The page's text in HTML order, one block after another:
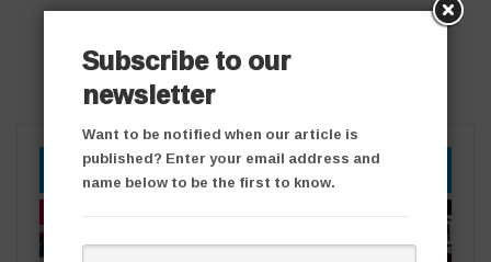
YOU MIGHT ALSO LIKE
Subscribe to our
newsletter
Want to be notified when our article is
published? Enter your email address and
name below to be the first to know.